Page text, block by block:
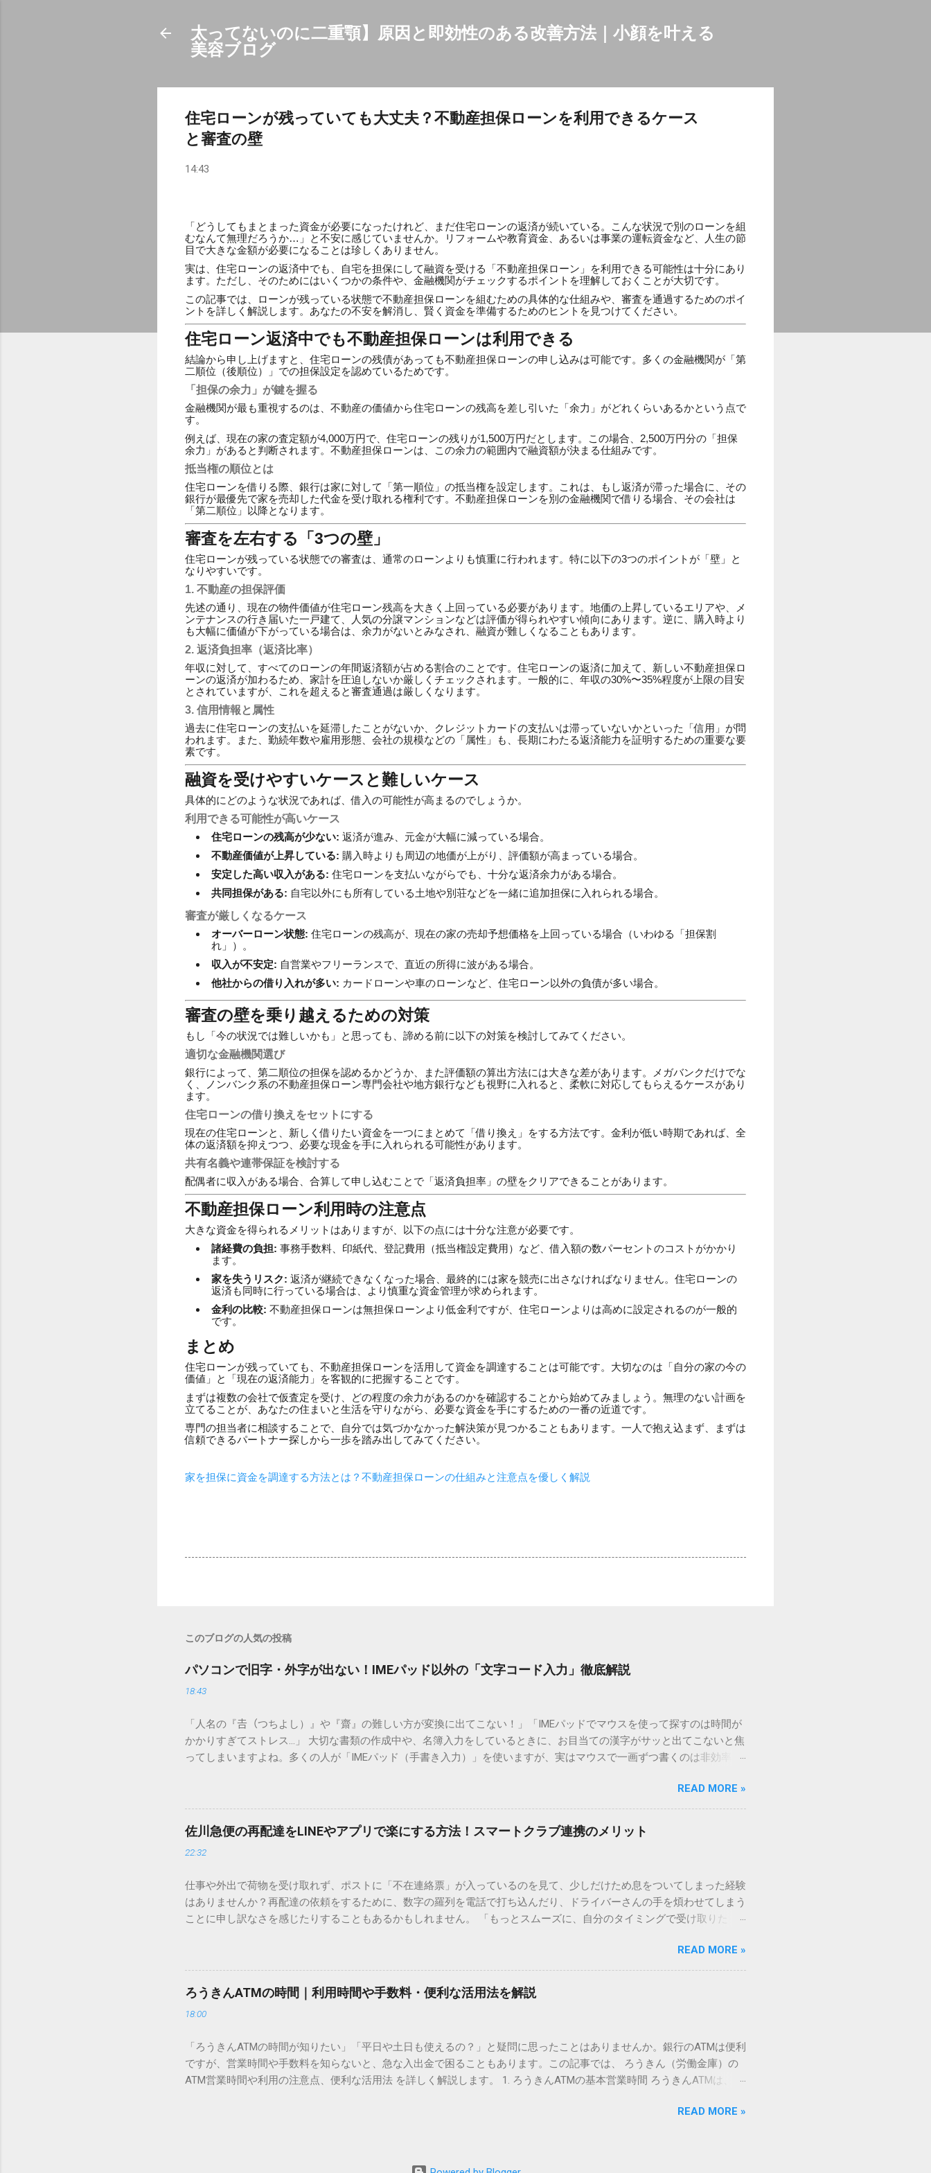
太ってないのに二重顎】原因と即効性のある改善方法｜小顔を叶える
美容ブログ
住宅ローンが残っていても大丈夫？不動産担保ローンを利用できるケース
と審査の壁
14:43
「どうしてもまとまった資金が必要になったけれど、まだ住宅ローンの返済が続いている。こんな状況で別のローンを組
むなんて無理だろうか…」と不安に感じていませんか。リフォームや教育資金、あるいは事業の運転資金など、人生の節
目で大きな金額が必要になることは珍しくありません。
実は、住宅ローンの返済中でも、自宅を担保にして融資を受ける「不動産担保ローン」を利用できる可能性は十分にあり
ます。ただし、そのためにはいくつかの条件や、金融機関がチェックするポイントを理解しておくことが大切です。
この記事では、ローンが残っている状態で不動産担保ローンを組むための具体的な仕組みや、審査を通過するためのポイ
ントを詳しく解説します。あなたの不安を解消し、賢く資金を準備するためのヒントを見つけてください。
住宅ローン返済中でも不動産担保ローンは利用できる
結論から申し上げますと、住宅ローンの残債があっても不動産担保ローンの申し込みは可能です。多くの金融機関が「第
二順位（後順位）」での担保設定を認めているためです。
「担保の余力」が鍵を握る
金融機関が最も重視するのは、不動産の価値から住宅ローンの残高を差し引いた「余力」がどれくらいあるかという点で
す。
例えば、現在の家の査定額が4,000万円で、住宅ローンの残りが1,500万円だとします。この場合、2,500万円分の「担保
余力」があると判断されます。不動産担保ローンは、この余力の範囲内で融資額が決まる仕組みです。
抵当権の順位とは
住宅ローンを借りる際、銀行は家に対して「第一順位」の抵当権を設定します。これは、もし返済が滞った場合に、その
銀行が最優先で家を売却した代金を受け取れる権利です。不動産担保ローンを別の金融機関で借りる場合、その会社は
「第二順位」以降となります。
審査を左右する「3つの壁」
住宅ローンが残っている状態での審査は、通常のローンよりも慎重に行われます。特に以下の3つのポイントが「壁」と
なりやすいです。
1. 不動産の担保評価
先述の通り、現在の物件価値が住宅ローン残高を大きく上回っている必要があります。地価の上昇しているエリアや、メ
ンテナンスの行き届いた一戸建て、人気の分譲マンションなどは評価が得られやすい傾向にあります。逆に、購入時より
も大幅に価値が下がっている場合は、余力がないとみなされ、融資が難しくなることもあります。
2. 返済負担率（返済比率）
年収に対して、すべてのローンの年間返済額が占める割合のことです。住宅ローンの返済に加えて、新しい不動産担保ロ
ーンの返済が加わるため、家計を圧迫しないか厳しくチェックされます。一般的に、年収の30%〜35%程度が上限の目安
とされていますが、これを超えると審査通過は厳しくなります。
3. 信用情報と属性
過去に住宅ローンの支払いを延滞したことがないか、クレジットカードの支払いは滞っていないかといった「信用」が問
われます。また、勤続年数や雇用形態、会社の規模などの「属性」も、長期にわたる返済能力を証明するための重要な要
素です。
融資を受けやすいケースと難しいケース
具体的にどのような状況であれば、借入の可能性が高まるのでしょうか。
利用できる可能性が高いケース
住宅ローンの残高が少ない: 返済が進み、元金が大幅に減っている場合。
不動産価値が上昇している: 購入時よりも周辺の地価が上がり、評価額が高まっている場合。
安定した高い収入がある: 住宅ローンを支払いながらでも、十分な返済余力がある場合。
共同担保がある: 自宅以外にも所有している土地や別荘などを一緒に追加担保に入れられる場合。
審査が厳しくなるケース
オーバーローン状態: 住宅ローンの残高が、現在の家の売却予想価格を上回っている場合（いわゆる「担保割
れ」）。
収入が不安定: 自営業やフリーランスで、直近の所得に波がある場合。
他社からの借り入れが多い: カードローンや車のローンなど、住宅ローン以外の負債が多い場合。
審査の壁を乗り越えるための対策
もし「今の状況では難しいかも」と思っても、諦める前に以下の対策を検討してみてください。
適切な金融機関選び
銀行によって、第二順位の担保を認めるかどうか、また評価額の算出方法には大きな差があります。メガバンクだけでな
く、ノンバンク系の不動産担保ローン専門会社や地方銀行なども視野に入れると、柔軟に対応してもらえるケースがあり
ます。
住宅ローンの借り換えをセットにする
現在の住宅ローンと、新しく借りたい資金を一つにまとめて「借り換え」をする方法です。金利が低い時期であれば、全
体の返済額を抑えつつ、必要な現金を手に入れられる可能性があります。
共有名義や連帯保証を検討する
配偶者に収入がある場合、合算して申し込むことで「返済負担率」の壁をクリアできることがあります。
不動産担保ローン利用時の注意点
大きな資金を得られるメリットはありますが、以下の点には十分な注意が必要です。
諸経費の負担: 事務手数料、印紙代、登記費用（抵当権設定費用）など、借入額の数パーセントのコストがかかり
ます。
家を失うリスク: 返済が継続できなくなった場合、最終的には家を競売に出さなければなりません。住宅ローンの
返済も同時に行っている場合は、より慎重な資金管理が求められます。
金利の比較: 不動産担保ローンは無担保ローンより低金利ですが、住宅ローンよりは高めに設定されるのが一般的
です。
まとめ
住宅ローンが残っていても、不動産担保ローンを活用して資金を調達することは可能です。大切なのは「自分の家の今の
価値」と「現在の返済能力」を客観的に把握することです。
まずは複数の会社で仮査定を受け、どの程度の余力があるのかを確認することから始めてみましょう。無理のない計画を
立てることが、あなたの住まいと生活を守りながら、必要な資金を手にするための一番の近道です。
専門の担当者に相談することで、自分では気づかなかった解決策が見つかることもあります。一人で抱え込まず、まずは
信頼できるパートナー探しから一歩を踏み出してみてください。
家を担保に資金を調達する方法とは？不動産担保ローンの仕組みと注意点を優しく解説
このブログの人気の投稿
パソコンで旧字・外字が出ない！IMEパッド以外の「文字コード入力」徹底解説
18:43
「人名の『𠮷（つちよし）』や『齋』の難しい方が変換に出てこない！」「IMEパッドでマウスを使って探すのは時間が
かかりすぎてストレス…」 大切な書類の作成中や、名簿入力をしているときに、お目当ての漢字がサッと出てこないと焦
ってしまいますよね。多くの人が「IMEパッド（手書き入力）」を使いますが、実はマウスで一画ずつ書くのは非効率で
ードを打ち込むだけで一瞬で旧字や外字、特殊記号を呼び出す「文字コード入力」のテクニックを詳しく解説します。
この方法をマスターすれば、もう難しい漢字の入力で手を止める必要はありません。 1. なぜ「変換」しても旧字・外字
が出てこないのか？ そもそも、なぜ普通の変換で出てこない漢字があるのでしょうか。その理由は、パソコンが文字を
認識する仕組みにあります。 日本のパソコンで一般的に使われる漢字は、JIS規格（日本産業規格）によって「第1水
準」「第2水準」といった形で整理されています。しかし、人名や地名に使われる非常に古い漢字（旧字）や、特定の組
「Unicode（ユニコード）」や「JISコード」といった 文字コード です。パソコン上のすべての文字には、いわば「住
所」のような番号が割り振られています。変換候補に出ない文字でも、この住所（コード）を直接指定すれば、確実に呼
び出すことができるのです。 2. Windows標準機能！文字コードで漢字を出す「16進数入力」 最も汎用性が高く、特別な
できます。 具体的な手順（Unicode入力） 入力したい文字の「Unicode（例：20BB7）」を把握する。 入力モードを「半
角」にする（※重要）。 **「20BB7」**と入力する。 直後にキーボードの**[Alt]キーを押しながら[X]キー**を押す。 入
力した数字が、一瞬で対応する漢字（例：𠮷）に変換されます。 注記： この方法は、特にMicrosoft Wordで非常に強力
READ MORE »
佐川急便の再配達をLINEやアプリで楽にする方法！スマートクラブ連携のメリット
22:32
仕事や外出で荷物を受け取れず、ポストに「不在連絡票」が入っているのを見て、少しだけため息をついてしまった経験
はありませんか？再配達の依頼をするために、数字の羅列を電話で打ち込んだり、ドライバーさんの手を煩わせてしまう
ことに申し訳なさを感じたりすることもあるかもしれません。 「もっとスムーズに、自分のタイミングで受け取りた
ビス「スマートクラブ」と、LINEや公式アプリの連携です。これらを活用するだけで、再配達のストレスは驚くほど軽く
なります。この記事では、忙しい毎日をサポートする便利な受け取り術と、連携による具体的なメリットを徹底解説しま
す。 佐川急便の再配達が劇的に変わる「スマートクラブ」とは？ まず押さえておきたいのが、佐川急便の個人向け無料
会員サービス「スマートクラブ」です。これは、荷物の配送状況をリアルタイムで管理するための基盤となるサービスで
す。 以前はウェブサイトを開いてログインする手間がありましたが、現在はLINEやアプリと紐付けることで、その利便
じめ配達時間を変更するといった先回りの対応が可能になります。 LINE連携で「不在連絡票」とおさらばできる理由 日
本国内で最も利用されているコミュニケーションアプリ「LINE」を佐川急便と連携させると、荷物の受け取り体験が一変
します。 1. トーク画面からワンタップで依頼 不在連絡票に記載されたQRコードを読み取る手間すら、過去のものになり
接届きます。そのまま画面上のボタンをタップするだけで、希望の日時や場所を指定して再配達を依頼できます。 2. 24
時頃に伺います」というメッセージが届きます。その時間に急な予定が入ってしまった場合、届く前に受取時間を変更で
READ MORE »
ろうきんATMの時間｜利用時間や手数料・便利な活用法を解説
18:00
「ろうきんATMの時間が知りたい」「平日や土日も使えるの？」と疑問に思ったことはありませんか。銀行のATMは便利
ですが、営業時間や手数料を知らないと、急な入出金で困ることもあります。この記事では、 ろうきん（労働金庫）の
ATM営業時間や利用の注意点、便利な活用法 を詳しく解説します。 1. ろうきんATMの基本営業時間 ろうきんATMは、利
日：休止（※一部店舗では土曜日のみ利用可能） 店舗内ATMは、銀行窓口と同じ営業時間で利用でき、 窓口での対応も
ATMや提携ATMを使う際は、 時間帯によって手数料が異なる 点に注意が必要です。 平日8:45〜18:00：手数料無料または
READ MORE »